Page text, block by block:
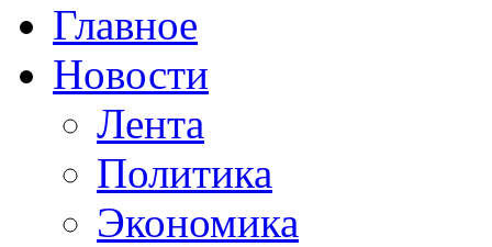
Главное
Новости
Лента
Политика
Экономика